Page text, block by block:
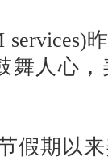
舞人心
期以来